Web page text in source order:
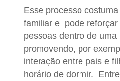
Esse processo
familiar e pode reforçar
pessoas dentro de uma
promovendo, por
interação entre pais e
horário de dormir.